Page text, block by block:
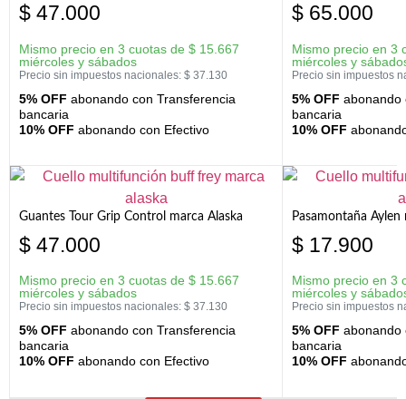
$ 47.000
Mismo precio en 3 cuotas de $ 15.667
miércoles y sábados
Precio sin impuestos nacionales: $ 37.130
5% OFF abonando con Transferencia
bancaria
10% OFF abonando con Efectivo
$ 65.000
Mismo precio en 3
miércoles y
Precio sin impuestos
5% OFF abonando
bancaria
10% OFF
Guantes Tour Grip Control marca Alaska
$ 47.000
Mismo precio en 3 cuotas de $ 15.667
miércoles y sábados
Precio sin impuestos nacionales: $ 37.130
5% OFF abonando con Transferencia
bancaria
10% OFF abonando con Efectivo
Pasamontaña Aylen
$ 17.900
Mismo precio en 3
miércoles y
Precio sin impuestos
5% OFF abonando
bancaria
10% OFF